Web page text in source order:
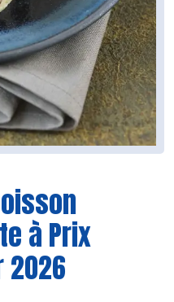
à Prix
2026